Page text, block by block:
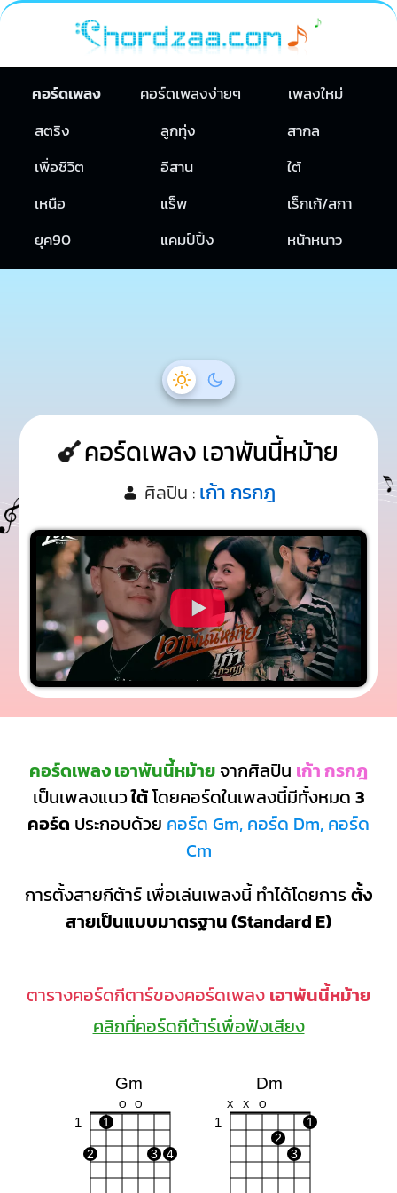
คอร์ดเพลง คอร์ดเพลงง่ายๆ
เพลงใหม่
สตริง
ลูกทุ่ง
สากล
เพื่อชีวิต
อีสาน
ใต้
เหนือ
แร็พ
เร็กเก้/สกา
ยุค90
แคมป์ปิ้ง หน้าหนาว
คอร์ดเพลง เอาพันนี้หม้าย
ศิลปิน : เก้า กรกฎ
คอร์ดเพลง เอาพันนี้หม้าย จากศิลปิน เก้า กรกฎ
เป็นเพลงแนวใต้โดยคอร์ดในเพลงนี้มีทั้งหมด 3
คอร์ด ประกอบด้วย คอร์ด Gm, คอร์ด Dm, คอร์ด
Cm
การตั้งสายกีต้าร์ เพื่อเล่นเพลงนี้ ทำได้โดยการตั้ง
สายเป็นแบบมาตรฐาน (Standard E)
ตารางคอร์ดกีตาร์ของคอร์ดเพลง เอาพันนี้หม้าย
คลิกที่คอร์ดกีต้าร์เพื่อฟังเสียง
Gm
O O
1 1
2 3 4
Dm
X X O
1
1
2
3